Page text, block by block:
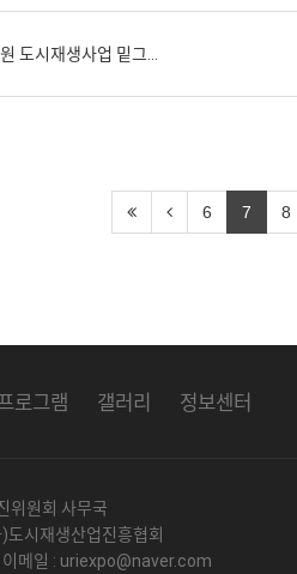
도시재생사업 밑그…
6 7 8
로그램 갤러리 정보센터
위원회 사무국
시재생산업진흥협회
일 : uriexpo@naver.com